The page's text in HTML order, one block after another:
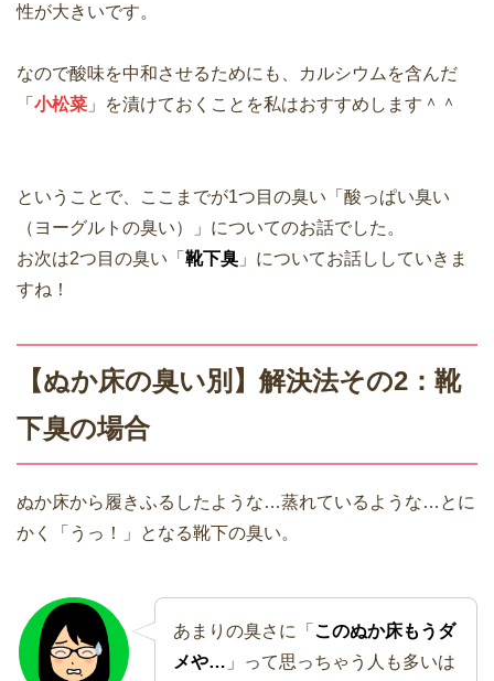
性が大きいです。
なので酸味を中和させるためにも、カルシウムを含んだ
「 小松菜 」を漬けておくことを私はおすすめします＾＾
ということで、ここまでが1つ目の臭い「酸っぱい臭い
（ヨーグルトの臭い）」についてのお話でした。
お次は2つ目の臭い「 靴下臭 」についてお話ししていきま
すね！
【ぬか床の臭い別】解決法その2：靴
下臭の場合
ぬか床から履きふるしたような…蒸れているような…とに
かく「うっ！」となる靴下の臭い。
あまりの臭さに「 このぬか床もうダ
メや… 」って思っちゃう人も多いは